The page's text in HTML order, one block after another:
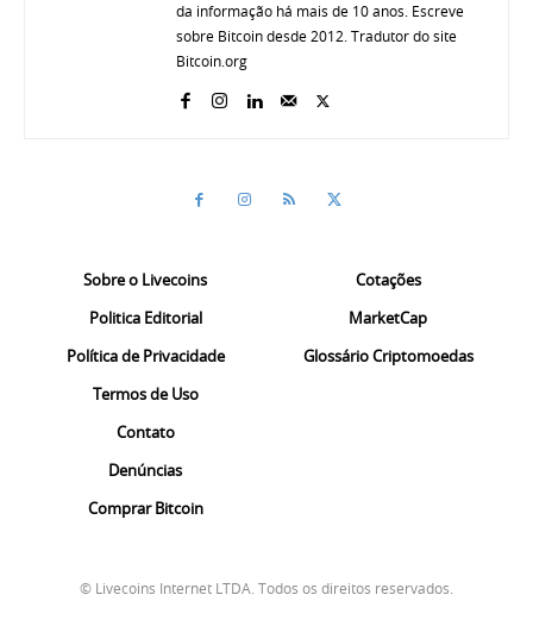
da informação há mais de 10 anos. Escreve
sobre Bitcoin desde 2012. Tradutor do site
Bitcoin.org
Sobre o Livecoins
Politica Editorial
Política de Privacidade
Termos de Uso
Contato
Denúncias
Comprar Bitcoin
Cotações
MarketCap
Glossário Criptomoedas
© Livecoins Internet LTDA. Todos os direitos reservados.